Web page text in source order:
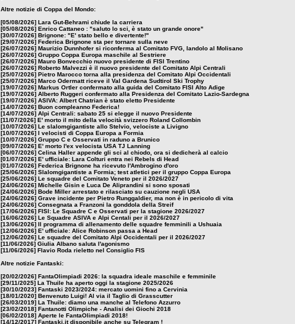
Altre notizie di Coppa del Mondo:
[05/08/2026] Lara Gut-Behrami chiude la carriera
[05/08/2026] Enrico Cattaneo : "saluto lo sci, è stato un grande onore"
[30/07/2026] Brignone: "E' stato bello e divertente!"
[29/07/2026] Federica Brignone sta per tornare sulla neve
[26/07/2026] Maurizio Dunnhofer si riconferma al Comitato FVG, Iandolo al Molisano
[26/07/2026] Gruppo Coppa Europa maschile al Sestriere
[26/07/2026] Mauro Bonvecchio nuovo presidente di FISI Trentino
[26/07/2026] Roberto Malvezzi è il nuovo presidente del Comitato Alpi Centrali
[25/07/2026] Pietro Marocco torna alla presidenza del Comitato Alpi Occidentali
[25/07/2026] Marco Odermatt riceve il Val Gardena Sudtirol Ski Trophy
[19/07/2026] Markus Ortler confermato alla guida del Comitato FISI Alto Adige
[19/07/2026] Alberto Ruggeri confermato alla Presidenza del Comitato Lazio-Sardegna
[19/07/2026] ASIVA: Albert Chatrian è stato eletto Presidente
[14/07/2026] Buon compleanno Federica!
[14/07/2026] Alpi Centrali: sabato 25 si elegge il nuovo Presidente
[11/07/2026] E' morto il mito della velocità svizzero Roland Collombin
[10/07/2026] Le slalomgigantiste allo Stelvio, velociste a Livigno
[10/07/2026] I velocisti di Coppa Europa a Formia
[10/07/2026] Gruppo C e Osservati in raduno a Brunico
[09/07/2026] E' morto l'ex velocista USA TJ Lanning
[06/07/2026] Celina Haller appende gli sci al chiodo, ora si dedicherà al calcio
[01/07/2026] E' ufficiale: Lara Colturi entra nei Rebels di Head
[01/07/2026] Federica Brignone ha ricevuto l'Ambrogino d'oro
[25/06/2026] Slalomgigantiste a Formia; test atletici per il gruppo Coppa Europa
[25/06/2026] Le squadre del Comitato Veneto per il 2026/2027
[24/06/2026] Michelle Gisin e Luca De Aliprandini si sono sposati
[24/06/2026] Bode Miller arrestato e rilasciato su cauzione negli USA
[24/06/2026] Grave incidente per Pietro Runggaldier, ma non è in pericolo di vita
[24/06/2026] Consegnata a Franzoni la gonddola della Streif
[17/06/2026] FISI: Le Squadre C e Osservati per la stagione 2026/2027
[16/06/2026] Le Squadre ASIVA e Alpi Centali per il 2026/2027
[13/06/2026] Il programma di allenamento delle squadre femminili a Ushuaia
[12/06/2026] E' ufficiale: Alice Robinson passa a Head
[12/06/2026] Le squadre del Comitato Alpi Occidentali per il 2026/2027
[11/06/2026] Giulia Albano saluta l'agonismo
[11/06/2026] Flavio Roda rieletto nel Consiglio FIS
Altre notizie Fantaski:
[20/02/2026] FantaOlimpiadi 2026: la squadra ideale maschile e femminile
[29/11/2025] La Thuile ha aperto oggi la stagione 2025/2026
[30/10/2023] Fantaski 2023/2024: mercato uomini fino a Cervinia
[18/01/2020] Benvenuto Luigi! Al via il Taglio di Grasscutter
[26/03/2019] La Thuile: diamo una manche al Telefono Azzurro
[23/02/2018] Fantanotti Olimpiche - Analisi dei Giochi 2018
[06/02/2018] Aperte le FantaOlimpiadi 2018!
[14/12/2017] Fantaski.it disponibile anche su Telegram !